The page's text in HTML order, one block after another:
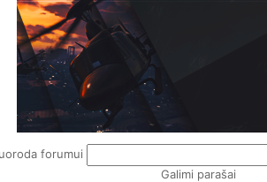
forumui
Galimi parašai